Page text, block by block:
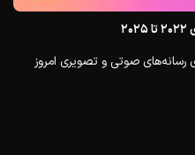
صوتی و تصویری امروز